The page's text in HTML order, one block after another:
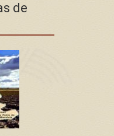
de